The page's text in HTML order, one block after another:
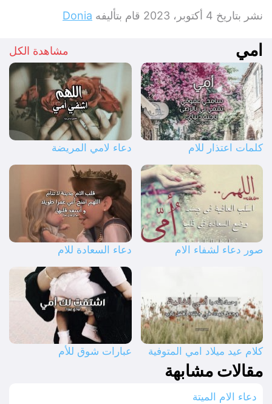
نشر بتاريخ 4 أكتوبر، 2023 قام بتأليفه Donia
امي مشاهدة الكل
كلمات اعتذار للام دعاء لامي المريضة
صور دعاء لشفاء الام دعاء السعادة للام
كلام عيد ميلاد امي المتوفية عبارات شوق للأم
مقالات مشابهة
دعاء الام الميتة